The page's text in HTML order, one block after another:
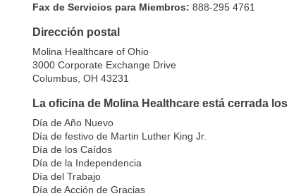
Fax de Servicios para Miembros: 888-295 4761
Dirección postal
Molina Healthcare of Ohio
3000 Corporate Exchange Drive
Columbus, OH 43231
La oficina de Molina Healthcare está cerrada
Día de Año Nuevo
Día de festivo de Martin Luther King Jr.
Día de los Caídos
Día de la Independencia
Día del Trabajo
Día de Acción de Gracias